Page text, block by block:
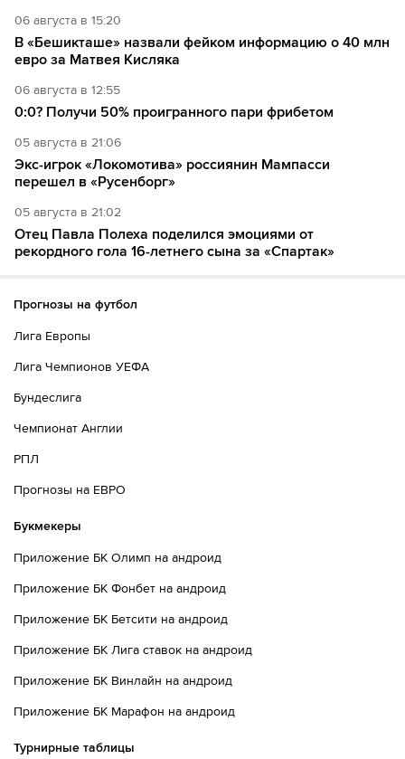
06 августа в 15:20
В «Бешикташе» назвали фейком информацию о 40 млн
евро за Матвея Кисляка
06 августа в 12:55
0:0? Получи 50% проигранного пари фрибетом
05 августа в 21:06
Экс-игрок «Локомотива» россиянин Мампасси
перешел в «Русенборг»
05 августа в 21:02
Отец Павла Полеха поделился эмоциями от
рекордного гола 16-летнего сына за «Спартак»
Прогнозы на футбол
Лига Европы
Лига Чемпионов УЕФА
Бундеслига
Чемпионат Англии
РПЛ
Прогнозы на ЕВРО
Букмекеры
Приложение БК Олимп на андроид
Приложение БК Фонбет на андроид
Приложение БК Бетсити на андроид
Приложение БК Лига ставок на андроид
Приложение БК Винлайн на андроид
Приложение БК Марафон на андроид
Турнирные таблицы